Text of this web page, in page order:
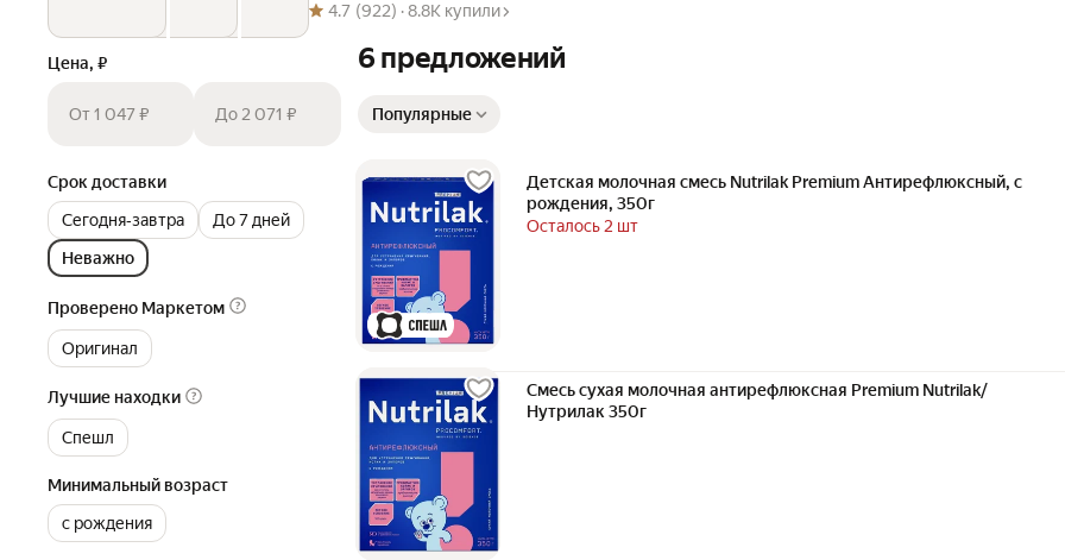
4.7 (922) ·8.8K купили
Цена, ₽
От 1 047 ₽ До 2 071 ₽
Срок доставки
Сегодня‐завтра
До 7 дней
Неважно
Проверено Маркетом
Оригинал
Лучшие находки
Спешл
Минимальный возраст
с рождения
6 предложений
Популярные
Детская молочная смесь Nutrilak Premium Антирефлюксный, с
рождения, 350г
Осталось 2 шт
Смесь сухая молочная антирефлюксная Premium Nutrilak/
Нутрилак 350г